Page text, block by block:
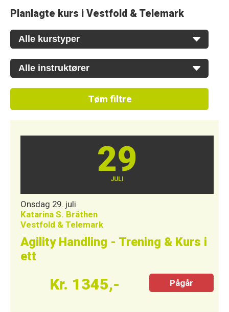
Planlagte kurs i Vestfold & Telemark
Tøm filtre
29
JULI
Onsdag 29. juli
Katarina S. Bråthen
Vestfold & Telemark
Agility Handling - Trening & Kurs i
ett
Kr. 1345,- Pågår